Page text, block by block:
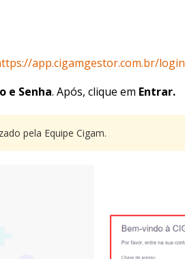
app.cigamgestor.com.br/login
e Senha. Após, clique em Entrar.
pela Equipe Cigam.